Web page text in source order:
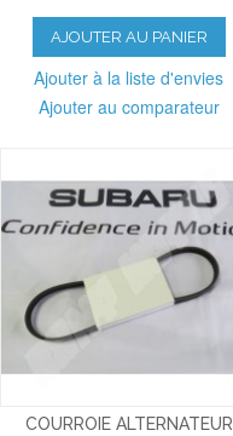
AJOUTER AU PANIER
Ajouter à la liste d'envies
Ajouter au comparateur
COURROIE ALTERNATEUR